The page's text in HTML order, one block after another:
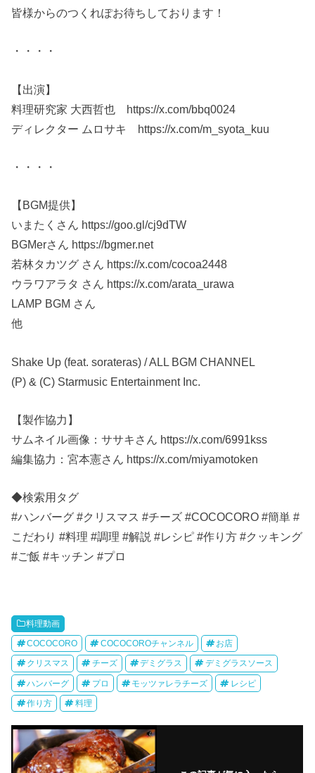
皆様からのつくれぽお待ちしております！
・・・・
【出演】
料理研究家 大西哲也 https://x.com/bbq0024
ディレクター ムロサキ https://x.com/m_syota_kuu
・・・・
【BGM提供】
いまたくさん https://goo.gl/cj9dTW
BGMerさん https://bgmer.net
若林タカツグ さん https://x.com/cocoa2448
ウラワアラタ さん https://x.com/arata_urawa
LAMP BGM さん
他
Shake Up (feat. sorateras) / ALL BGM CHANNEL
(P) & (C) Starmusic Entertainment Inc.
【製作協力】
サムネイル画像：ササキさん https://x.com/6991kss
編集協力：宮本憲さん https://x.com/miyamotoken
◆検索用タグ
#ハンバーグ #クリスマス #チーズ #COCOCORO #簡単 #
こだわり #料理 #調理 #解説 #レシピ #作り方 #クッキング
#ご飯 #キッチン #プロ
料理動画
COCOCORO COCOCOROチャンネル お店
クリスマス チーズ デミグラス デミグラスソース
ハンバーグ プロ モッツァレラチーズ レシピ
作り方 料理